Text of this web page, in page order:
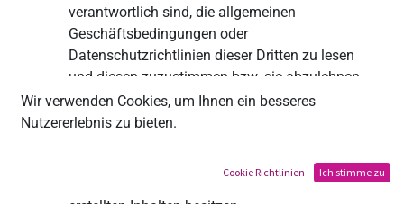
verantwortlich sind, die allgemeinen
Geschäftsbedingungen oder
Datenschutzrichtlinien dieser Dritten zu lesen
und diesen zuzustimmen bzw. sie abzulehnen.
Wenn Ihre Website oder die mobilen Apps es
Benutzern ermöglicht, Inhalte zu erstellen und
die Benutzer
darüber, dass Sie die Rechte an den von ihnen
Wir verwenden Cookies, um Ihnen ein besseres
Nutzererlebnis zu bieten.
Cookie Richtlinien Ich stimme zu